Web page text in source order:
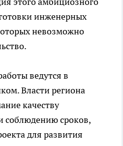
инженерных
невозможно
ведутся в
Власти региона
качеству
соблюдению сроков,
для развития